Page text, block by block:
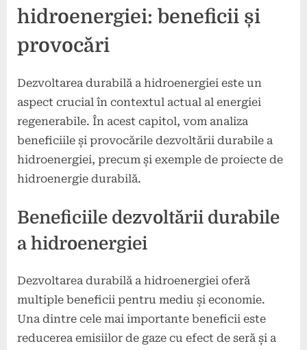
hidroenergiei: beneficii și
provocări
Dezvoltarea durabilă a hidroenergiei este un
aspect crucial în contextul actual al energiei
regenerabile. În acest capitol, vom analiza
beneficiile și provocările dezvoltării durabile a
hidroenergiei, precum și exemple de proiecte de
hidroenergie durabilă.
Beneficiile dezvoltării durabile
a hidroenergiei
Dezvoltarea durabilă a hidroenergiei oferă
multiple beneficii pentru mediu și economie.
Una dintre cele mai importante beneficii este
reducerea emisiilor de gaze cu efect de seră și a